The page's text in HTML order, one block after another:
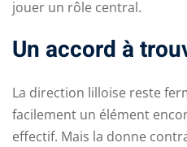
jouer un rôle central.
Un accord à
La direction lilloise reste
facilement un élément
effectif. Mais la donne